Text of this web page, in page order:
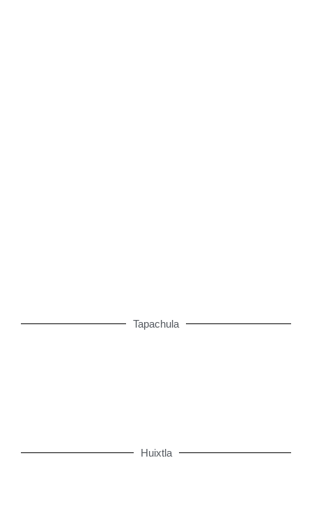
Tapachula
Huixtla